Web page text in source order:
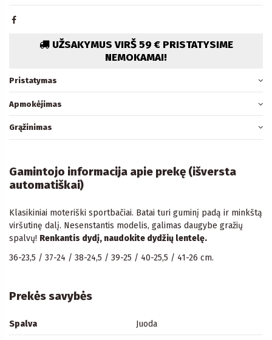
UŽSAKYMUS VIRŠ 59 € PRISTATYSIME
NEMOKAMAI!
Pristatymas
Apmokėjimas
Grąžinimas
Gamintojo informacija apie prekę (išversta
automatiškai)
Klasikiniai moteriški sportbačiai. Batai turi guminį padą ir minkštą
viršutinę dalį. Nesenstantis modelis, galimas daugybe gražių
spalvų! Renkantis dydį, naudokite dydžių lentelę.
36-23,5 / 37-24 / 38-24,5 / 39-25 / 40-25,5 / 41-26 cm.
Prekės savybės
Spalva Juoda